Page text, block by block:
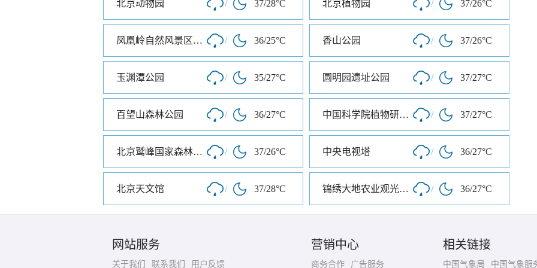
北京动物园 / 37/28°C 北京植物园 / 37/26°C
凤凰岭自然风景区公园 / 36/25°C 香山公园 / 37/26°C
玉渊潭公园 / 35/27°C 圆明园遗址公园 / 37/27°C
百望山森林公园 / 36/27°C 中国科学院植物研究所北京植物园 / 37/27°C
北京鹫峰国家森林公园 / 37/26°C 中央电视塔 / 36/27°C
北京天文馆 / 37/28°C 锦绣大地农业观光园区 / 36/27°C
网站服务
关于我们 联系我们 用户反馈
营销中心
商务合作 广告服务
相关链接
中国气象局 中国气象服